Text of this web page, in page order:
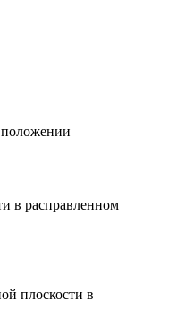
в расправленном
плоскости в